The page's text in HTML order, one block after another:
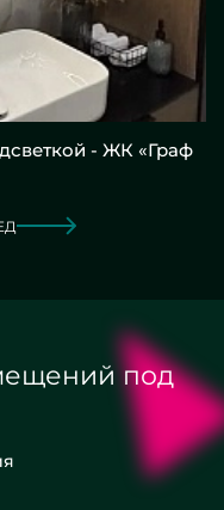
- ЖК «Граф
под